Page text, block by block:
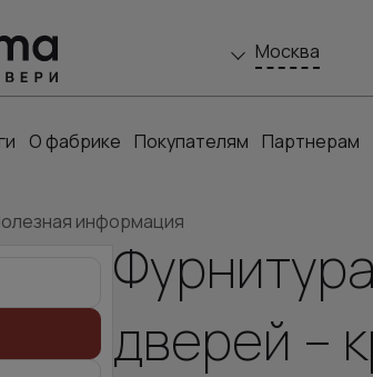
Москва
О фабрике Покупателям Партнерам
информация
дверей –